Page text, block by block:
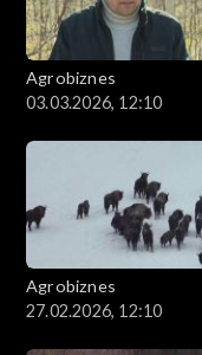
Agrobiznes
03.03.2026, 12:10
Agrobiznes
27.02.2026, 12:10